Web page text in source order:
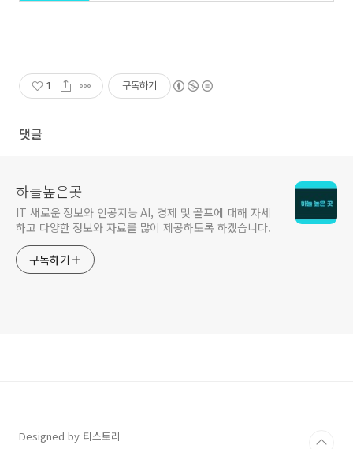
1 구독하기
댓글
하늘높은곳
IT 새로운 정보와 인공지능 AI, 경제 및 골프에 대해 자세
하고 다양한 정보와 자료를 많이 제공하도록 하겠습니다.
구독하기
Designed by 티스토리